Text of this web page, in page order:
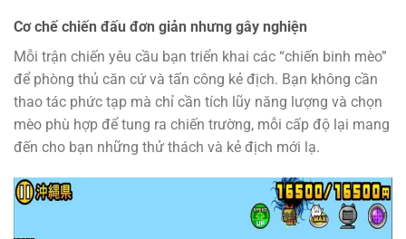
Cơ chế chiến đấu đơn giản nhưng gây nghiện
Mỗi trận chiến yêu cầu bạn triển khai các “chiến binh mèo”
để phòng thủ căn cứ và tấn công kẻ địch. Bạn không cần
thao tác phức tạp mà chỉ cần tích lũy năng lượng và chọn
mèo phù hợp để tung ra chiến trường, mỗi cấp độ lại mang
đến cho bạn những thử thách và kẻ địch mới lạ.